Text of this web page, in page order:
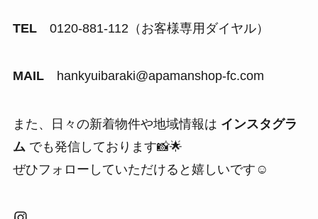
TEL0120-881-112（お客様専用ダイヤル）
MAILhankyuibaraki@apamanshop-fc.com
また、日々の新着物件や地域情報は インスタグラ
ムでも発信しております📸🌟
ぜひフォローしていただけると嬉しいです☺